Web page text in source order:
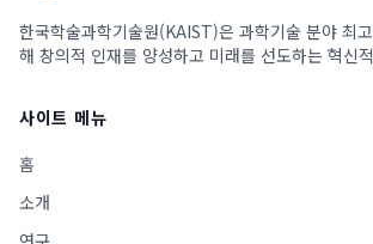
한국학술과학기술원(KAIST)은 과학기술 분야 최
해 창의적 인재를 양성하고 미래를 선도하는 혁신
사이트 메뉴
홈
소개